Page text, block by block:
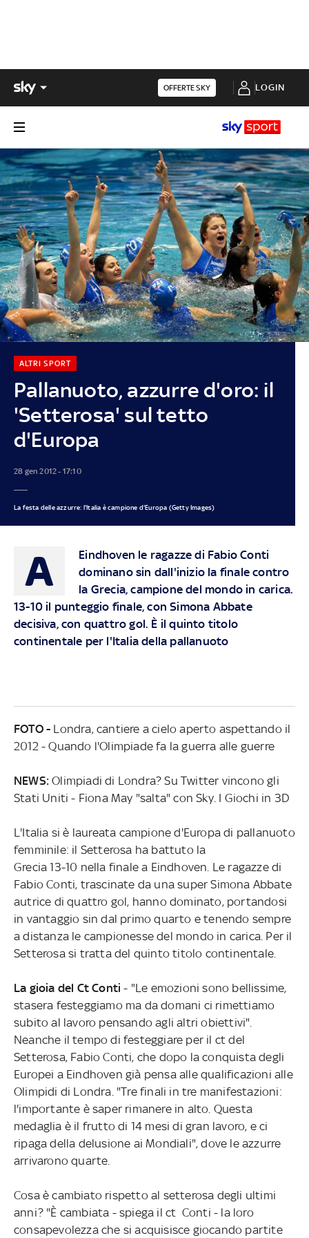
OFFERTE SKY LOGIN
Pallanuoto, azzurre d'oro: il
'Setterosa' sul tetto
d'Europa
ALTRI SPORT
28 gen 2012 - 17:10
La festa delle azzurre: l'Italia è campione d'Europa (Getty Images)
A
Eindhoven le ragazze di Fabio Conti
dominano sin dall'inizio la finale contro
la Grecia, campione del mondo in carica.
13-10 il punteggio finale, con Simona Abbate
decisiva, con quattro gol. È il quinto titolo
continentale per l'Italia della pallanuoto
FOTO - Londra, cantiere a cielo aperto aspettando il
2012 - Quando l'Olimpiade fa la guerra alle guerre
NEWS:Olimpiadi di Londra? Su Twitter vincono gli
Stati Uniti - Fiona May "salta" con Sky. I Giochi in 3D
L'Italia si è laureata campione d'Europa di pallanuoto
femminile: il Setterosa ha battuto la
Grecia 13-10 nella finale a Eindhoven. Le ragazze di
Fabio Conti, trascinate da una super Simona Abbate
autrice di quattro gol, hanno dominato, portandosi
in vantaggio sin dal primo quarto e tenendo sempre
a distanza le campionesse del mondo in carica. Per il
Setterosa si tratta del quinto titolo continentale.
La gioia del Ct Conti - "Le emozioni sono bellissime,
stasera festeggiamo ma da domani ci rimettiamo
subito al lavoro pensando agli altri obiettivi".
Neanche il tempo di festeggiare per il ct del
Setterosa, Fabio Conti, che dopo la conquista degli
Europei a Eindhoven già pensa alle qualificazioni alle
Olimpidi di Londra. "Tre finali in tre manifestazioni:
l'importante è saper rimanere in alto. Questa
medaglia è il frutto di 14 mesi di gran lavoro, e ci
ripaga della delusione ai Mondiali", dove le azzurre
arrivarono quarte.
Cosa è cambiato rispetto al setterosa degli ultimi
anni? "È cambiata - spiega il ct Conti - la loro
consapevolezza che si acquisisce giocando partite